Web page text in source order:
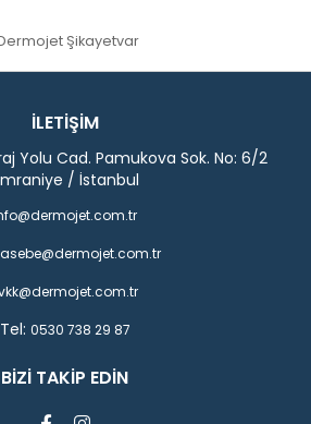
Şikayetvar
İLETİŞİM
Yolu Cad. Pamukova Sok. No: 6/2
/ İstanbul
Tel: 0530 738 29 87
BIZI TAKIP EDIN